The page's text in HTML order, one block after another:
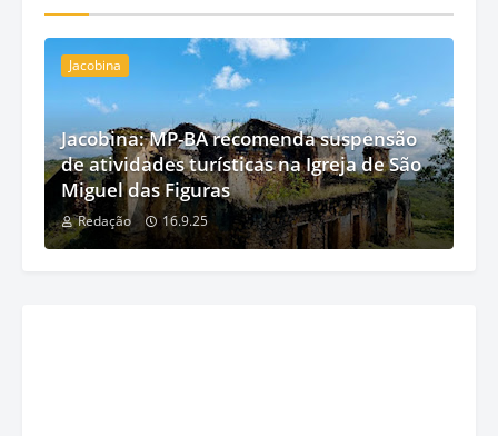
Jacobina
Jacobina: MP-BA recomenda suspensão
de atividades turísticas na Igreja de São
Miguel das Figuras
Redação 16.9.25